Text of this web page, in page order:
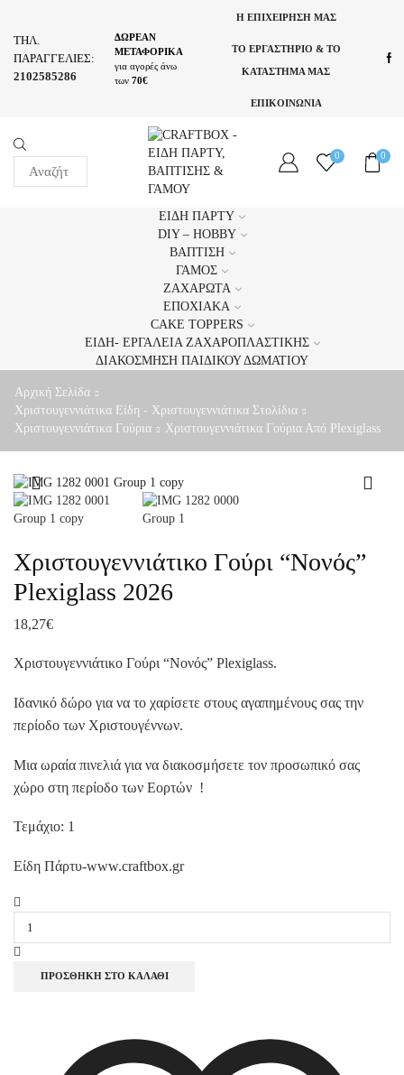
ΤΗΛ.
ΠΑΡΑΓΓΕΛΙΕΣ:
2102585286
ΔΩΡΕΑΝ
ΜΕΤΑΦΟΡΙΚΑ
για αγορές άνω
των 70€
Η ΕΠΙΧΕΙΡΗΣΗ ΜΑΣ
ΤΟ ΕΡΓΑΣΤΗΡΙΟ & ΤΟ
ΚΑΤΑΣΤΗΜΑ ΜΑΣ
ΕΠΙΚΟΙΝΩΝΙΑ
SEARCH
0 0
ΕΊΔΗ ΠΆΡΤΥ
DIY – HOBBY
ΒΆΠΤΙΣΗ
ΓΆΜΟΣ
ΖΑΧΑΡΩΤΆ
ΕΠΟΧΙΑΚΆ
CAKE TOPPERS
ΕΊΔΗ- ΕΡΓΑΛΕΊΑ ΖΑΧΑΡΟΠΛΑΣΤΙΚΉΣ
ΔΙΑΚΌΣΜΗΣΗ ΠΑΙΔΙΚΟΎ ΔΩΜΑΤΊΟΥ
Αρχική Σελίδα
Χριστουγεννιάτικα Είδη - Χριστουγεννιάτικα Στολίδια
Χριστουγεννιάτικα Γούρια
Χριστουγεννιάτικα Γούρια Από Plexiglass
Χριστουγεννιάτικο Γούρι “Νονός”
Plexiglass 2026
18,27€
Χριστουγεννιάτικο Γούρι “Νονός” Plexiglass.
Ιδανικό δώρο για να το χαρίσετε στους αγαπημένους σας την
περίοδο των Χριστουγέννων.
Μια ωραία πινελιά για να διακοσμήσετε τον προσωπικό σας
χώρο στη περίοδο των Εορτών !
Τεμάχιο: 1
Είδη Πάρτυ-www.craftbox.gr
2026ΠΡΟΣΘΉΚΗ ΣΤΟ ΚΑΛΆΘΙ